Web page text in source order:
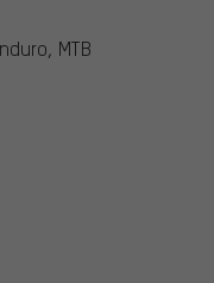
MTB